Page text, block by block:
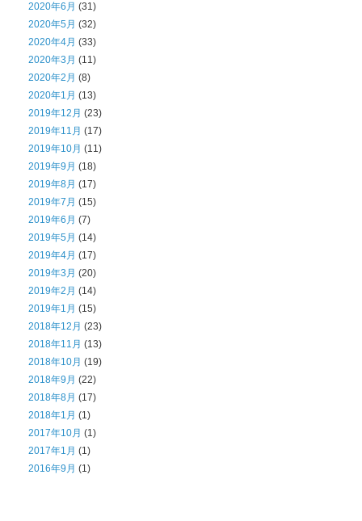
2020年6月 (31)
2020年5月 (32)
2020年4月 (33)
2020年3月 (11)
2020年2月 (8)
2020年1月 (13)
2019年12月 (23)
2019年11月 (17)
2019年10月 (11)
2019年9月 (18)
2019年8月 (17)
2019年7月 (15)
2019年6月 (7)
2019年5月 (14)
2019年4月 (17)
2019年3月 (20)
2019年2月 (14)
2019年1月 (15)
2018年12月 (23)
2018年11月 (13)
2018年10月 (19)
2018年9月 (22)
2018年8月 (17)
2018年1月 (1)
2017年10月 (1)
2017年1月 (1)
2016年9月 (1)